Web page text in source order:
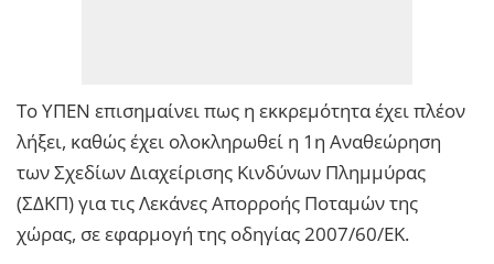
Το ΥΠΕΝ επισημαίνει πως η εκκρεμότητα έχει πλέον
λήξει, καθώς έχει ολοκληρωθεί η 1η Αναθεώρηση
των Σχεδίων Διαχείρισης Κινδύνων Πλημμύρας
(ΣΔΚΠ) για τις Λεκάνες Απορροής Ποταμών της
χώρας, σε εφαρμογή της οδηγίας 2007/60/ΕΚ.